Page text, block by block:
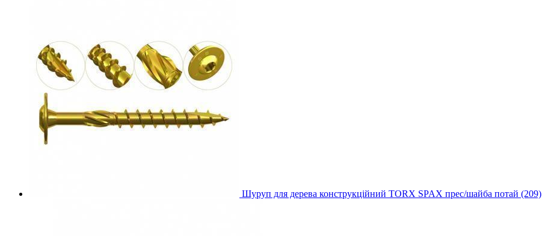
Шуруп для дерева конструкційний TORX SPAX прес/шайба потай (209)